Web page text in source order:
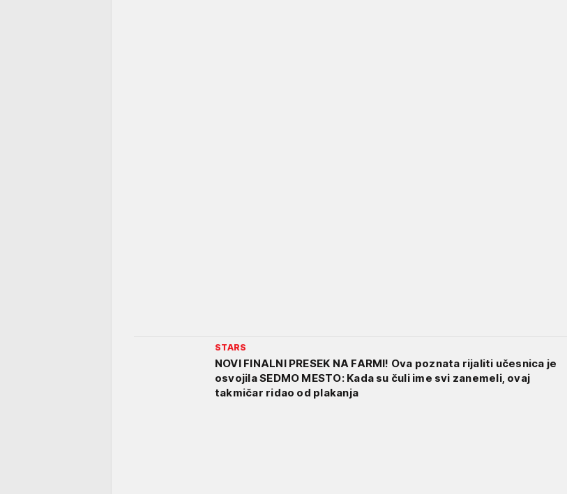
STARS
NOVI FINALNI PRESEK NA FARMI! Ova poznata rijaliti učesnica je
osvojila SEDMO MESTO: Kada su čuli ime svi zanemeli, ovaj
takmičar ridao od plakanja